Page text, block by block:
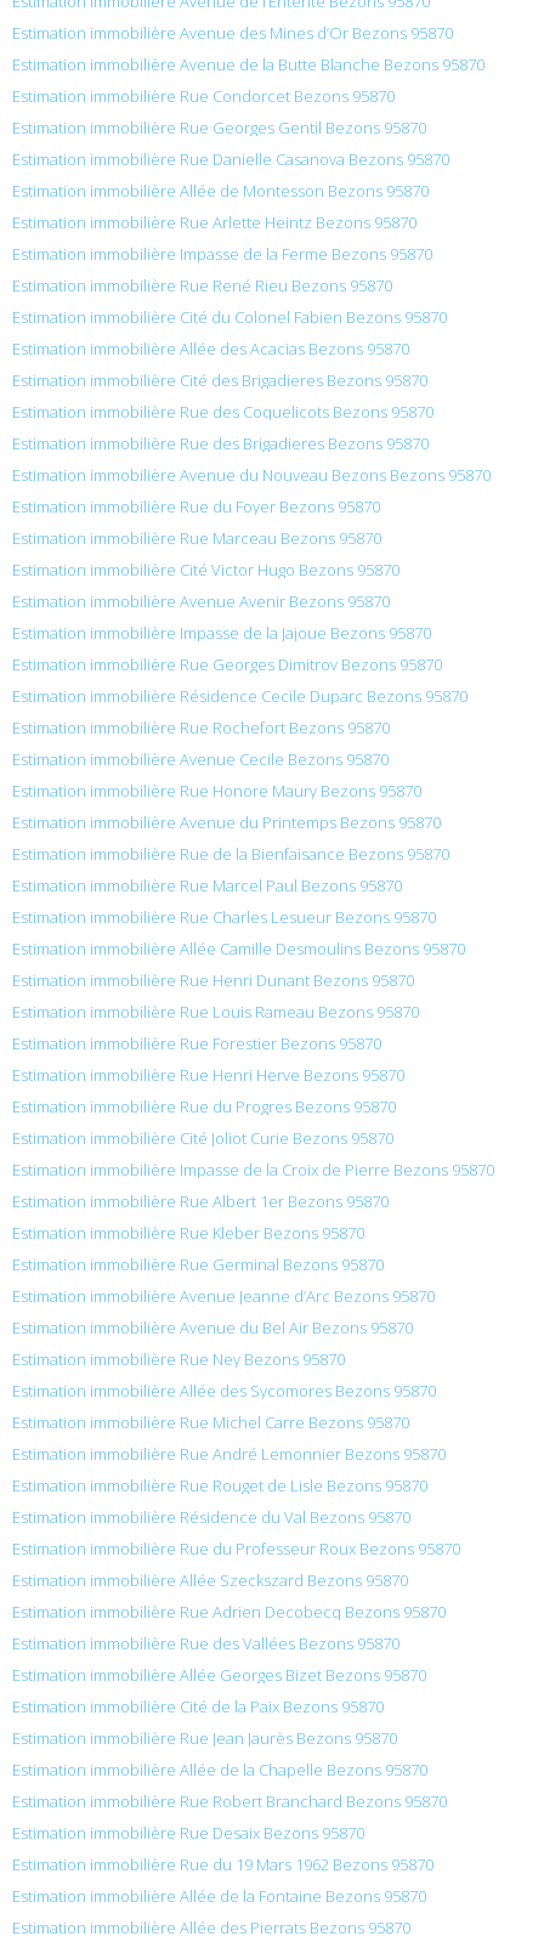
Estimation immobilière Avenue des Mines d’Or Bezons 95870
Estimation immobilière Avenue de la Butte Blanche Bezons 95870
Estimation immobilière Rue Condorcet Bezons 95870
Estimation immobilière Rue Georges Gentil Bezons 95870
Estimation immobilière Rue Danielle Casanova Bezons 95870
Estimation immobilière Allée de Montesson Bezons 95870
Estimation immobilière Rue Arlette Heintz Bezons 95870
Estimation immobilière Impasse de la Ferme Bezons 95870
Estimation immobilière Rue René Rieu Bezons 95870
Estimation immobilière Cité du Colonel Fabien Bezons 95870
Estimation immobilière Allée des Acacias Bezons 95870
Estimation immobilière Cité des Brigadieres Bezons 95870
Estimation immobilière Rue des Coquelicots Bezons 95870
Estimation immobilière Rue des Brigadieres Bezons 95870
Estimation immobilière Avenue du Nouveau Bezons Bezons 95870
Estimation immobilière Rue du Foyer Bezons 95870
Estimation immobilière Rue Marceau Bezons 95870
Estimation immobilière Cité Victor Hugo Bezons 95870
Estimation immobilière Avenue Avenir Bezons 95870
Estimation immobilière Impasse de la Jajoue Bezons 95870
Estimation immobilière Rue Georges Dimitrov Bezons 95870
Estimation immobilière Résidence Cecile Duparc Bezons 95870
Estimation immobilière Rue Rochefort Bezons 95870
Estimation immobilière Avenue Cecile Bezons 95870
Estimation immobilière Rue Honore Maury Bezons 95870
Estimation immobilière Avenue du Printemps Bezons 95870
Estimation immobilière Rue de la Bienfaisance Bezons 95870
Estimation immobilière Rue Marcel Paul Bezons 95870
Estimation immobilière Rue Charles Lesueur Bezons 95870
Estimation immobilière Allée Camille Desmoulins Bezons 95870
Estimation immobilière Rue Henri Dunant Bezons 95870
Estimation immobilière Rue Louis Rameau Bezons 95870
Estimation immobilière Rue Forestier Bezons 95870
Estimation immobilière Rue Henri Herve Bezons 95870
Estimation immobilière Rue du Progres Bezons 95870
Estimation immobilière Cité Joliot Curie Bezons 95870
Estimation immobilière Impasse de la Croix de Pierre Bezons 95870
Estimation immobilière Rue Albert 1er Bezons 95870
Estimation immobilière Rue Kleber Bezons 95870
Estimation immobilière Rue Germinal Bezons 95870
Estimation immobilière Avenue Jeanne d’Arc Bezons 95870
Estimation immobilière Avenue du Bel Air Bezons 95870
Estimation immobilière Rue Ney Bezons 95870
Estimation immobilière Allée des Sycomores Bezons 95870
Estimation immobilière Rue Michel Carre Bezons 95870
Estimation immobilière Rue André Lemonnier Bezons 95870
Estimation immobilière Rue Rouget de Lisle Bezons 95870
Estimation immobilière Résidence du Val Bezons 95870
Estimation immobilière Rue du Professeur Roux Bezons 95870
Estimation immobilière Allée Szeckszard Bezons 95870
Estimation immobilière Rue Adrien Decobecq Bezons 95870
Estimation immobilière Rue des Vallées Bezons 95870
Estimation immobilière Allée Georges Bizet Bezons 95870
Estimation immobilière Cité de la Paix Bezons 95870
Estimation immobilière Rue Jean Jaurès Bezons 95870
Estimation immobilière Allée de la Chapelle Bezons 95870
Estimation immobilière Rue Robert Branchard Bezons 95870
Estimation immobilière Rue Desaix Bezons 95870
Estimation immobilière Rue du 19 Mars 1962 Bezons 95870
Estimation immobilière Allée de la Fontaine Bezons 95870
Estimation immobilière Allée des Pierrats Bezons 95870